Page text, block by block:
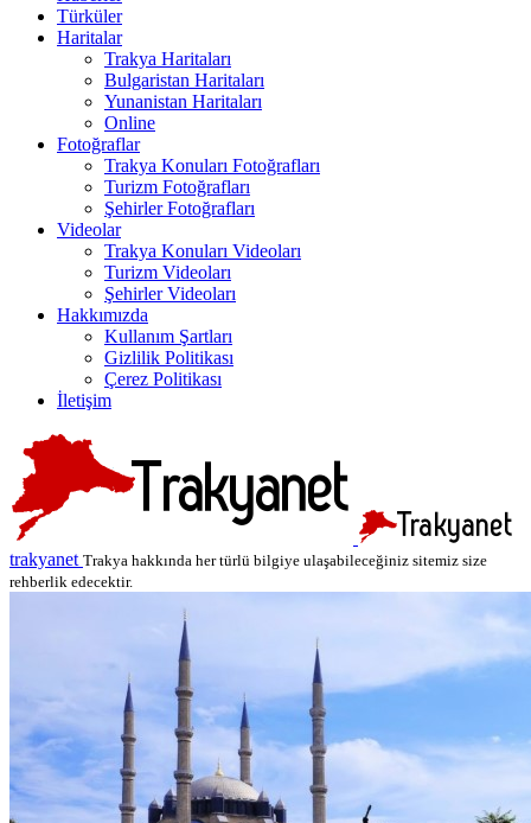
Türküler
Haritalar
Trakya Haritaları
Bulgaristan Haritaları
Yunanistan Haritaları
Online
Fotoğraflar
Trakya Konuları Fotoğrafları
Turizm Fotoğrafları
Şehirler Fotoğrafları
Videolar
Trakya Konuları Videoları
Turizm Videoları
Şehirler Videoları
Hakkımızda
Kullanım Şartları
Gizlilik Politikası
Çerez Politikası
İletişim
trakyanet Trakya hakkında her türlü bilgiye ulaşabileceğiniz sitemiz size
rehberlik edecektir.